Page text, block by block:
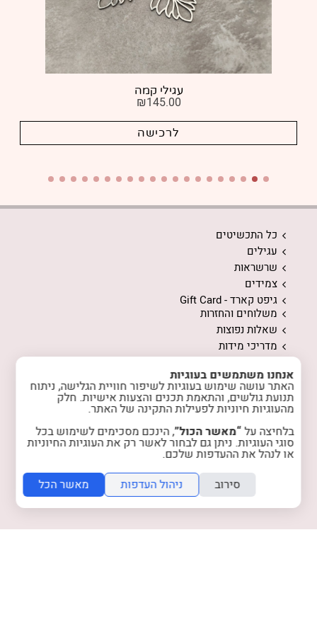
עגילי קמה
₪145.00
לרכישה
כל התכשיטים
עגילים
שרשראות
צמידים
גיפט קארד - Gift Card
משלוחים והחזרות
שאלות נפוצות
מדריכי מידות
המלצות לשמירה על התכשיטים
אודות
המלצות מלקוחות
טיפים והשראה
רכישות מרוכזות
הצטרפות למועדון
צרו קשר
מדיניות האתר
אנחנו משתמשים בעוגיות
האתר עושה שימוש בעוגיות לשיפור חוויית הגלישה, ניתוח
תנועת גולשים, והתאמת תכנים והצעות אישיות. חלק
מהעוגיות חיוניות לפעילות התקינה של האתר.
בלחיצה על“מאשר הכול”, הינכם מסכימים לשימוש בכל
סוגי העוגיות. ניתן גם לבחור לאשר רק את העוגיות החיוניות
או לנהל את ההעדפות שלכם.
סירוב
ניהול העדפות מאשר הכל